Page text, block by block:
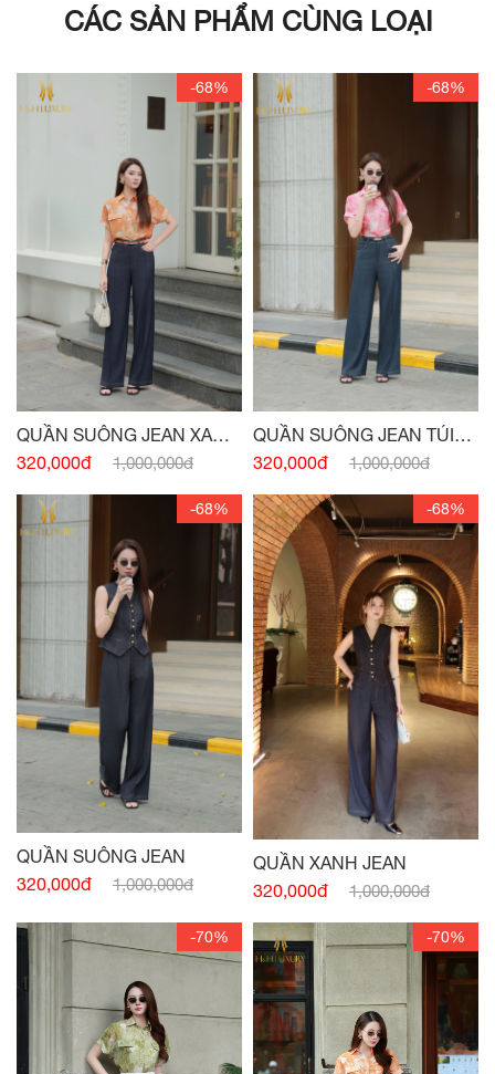
CÁC SẢN PHẨM CÙNG LOẠI
-68%
QUẦN SUÔNG JEAN XANH
NAVY
320,000đ 1,000,000đ
-68%
QUẦN SUÔNG JEAN TÚI
TRƯỚC
320,000đ 1,000,000đ
-68%
QUẦN SUÔNG JEAN
320,000đ
1,000,000đ
-68%
QUẦN XANH JEAN
320,000đ
1,000,000đ
-70% -70%